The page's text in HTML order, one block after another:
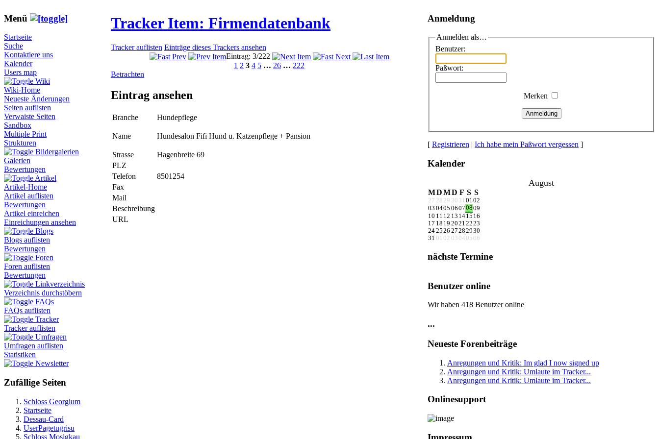
Menü
Startseite
Suche
Kontaktiere uns
Kalender
Users map
Wiki
Wiki-Home
Neueste Änderungen
Seiten auflisten
Verwaiste Seiten
Sandbox
Multiple Print
Strukturen
Bildergalerien
Galerien
Bewertungen
Artikel
Artikel-Home
Artikel auflisten
Bewertungen
Artikel einreichen
Einreichungen ansehen
Blogs
Blogs auflisten
Bewertungen
Foren
Foren auflisten
Bewertungen
Linkverzeichnis
Verzeichnis durchstöbern
FAQs
FAQs auflisten
Tracker
Tracker auflisten
Umfragen
Umfragen auflisten
Statistiken
Newsletter
Zufällige Seiten
Schloss Georgium
Startseite
Dessau-Card
UserPagetugrisu
Schloss Mosigkau
Tracker Item: Firmendatenbank
Tracker auflisten Einträge dieses Trackers ansehen
Eintrag: 3/222
1 2 3 4 5 … 26 … 222
Betrachten
Eintrag ansehen
Branche Hundepflege
Name Hundesalon Fifi Hund u. Katzenpflege + Pansion
Strasse
Hagenbreite 69
PLZ
Telefon
8501254
Fax
Mail
Beschreibung
URL
Anmeldung
Anmelden als…
Benutzer:
Paßwort:
Merken
Anmeldung
[ Registrieren | Ich habe mein Paßwort vergessen ]
Kalender
August
MDMD F S S
27 28 29 30 31 0102
03 0405 06070809
10 11 12 13 1415 16
17 18 19 20212223
242526 27282930
31 01 02 03 04 05 06
nächste Termine
Benutzer online
Wir haben 418 Benutzer online
...
Neueste Forenbeiträge
Anregungen und Kritik: Im glad I now signed up
Anregungen und Kritik: Umlaute im Tracker...
Anregungen und Kritik: Umlaute im Tracker...
Onlinesupport